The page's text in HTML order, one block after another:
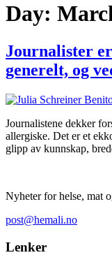
Day:
Journalister
generelt, og
Journalistene dekker
allergiske. Det er et
glipp av kunnskap,
Nyheter for helse, mat
post@hemali.no
Lenker